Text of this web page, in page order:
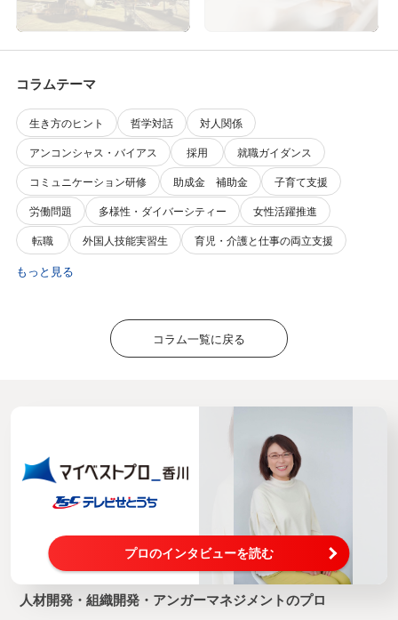
コラムテーマ
生き方のヒント 哲学対話
対人関係
アンコンシャス・バイアス
採用
就職ガイダンス
コミュニケーション研修
助成金 補助金
子育て支援
労働問題
多様性・ダイバーシティー
女性活躍推進
転職
外国人技能実習生 育児・介護と仕事の両立支援
もっと見る
コラム一覧に戻る
プロのインタビューを読む
人材開発・組織開発・アンガーマネジメントのプロ